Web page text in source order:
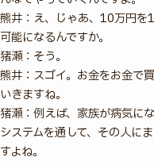
熊井：え、じゃあ、10万円を
可能になるんですか。
猪瀬：そう。
熊井：スゴイ。お金をお金で
いきますね。
猪瀬：例えば、家族が病気に
システムを通して、その人に
すよね。